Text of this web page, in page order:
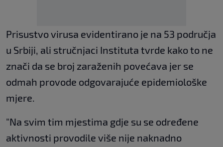
Prisustvo virusa evidentirano je na 53 područja
u Srbiji, ali stručnjaci Instituta tvrde kako to ne
znači da se broj zaraženih povećava jer se
odmah provode odgovarajuće epidemiološke
mjere.
"Na svim tim mjestima gdje su se određene
aktivnosti provodile više nije naknadno